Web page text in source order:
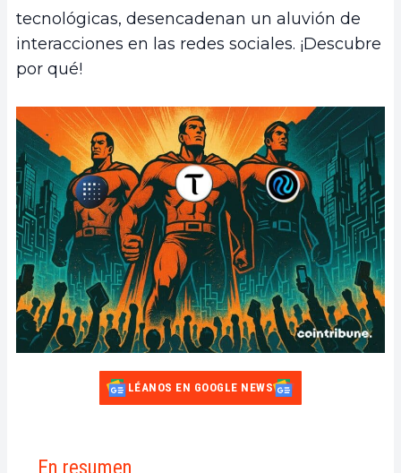
tecnológicas, desencadenan un aluvión de
interacciones en las redes sociales. ¡Descubre
por qué!
LÉANOS EN GOOGLE NEWS
En resumen